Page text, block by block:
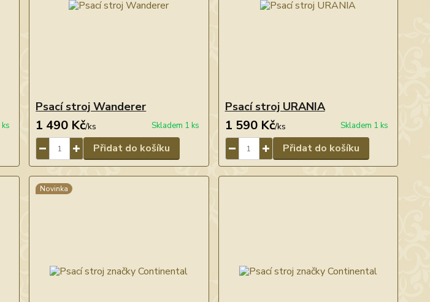
Psací stroj Wanderer
1 490 Kč/ks Skladem 1 ks
Přidat do košíku
Psací stroj URANIA
1 590 Kč/ks Skladem 1 ks
Přidat do košíku
Novinka